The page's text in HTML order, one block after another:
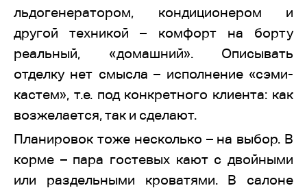
льдогенератором, кондиционером и
другой техникой – комфорт на борту
реальный, «домашний». Описывать
отделку нет смысла – исполнение «сэми-
кастем», т.е. под конкретного клиента: как
возжелается, так и сделают.
Планировок тоже несколько – на выбор. В
корме – пара гостевых кают с двойными
или раздельными кроватями. В салоне